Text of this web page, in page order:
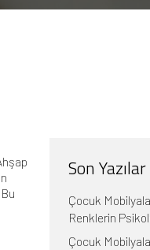
Son Yazılar
Çocuk
Renklerin
Çocuk